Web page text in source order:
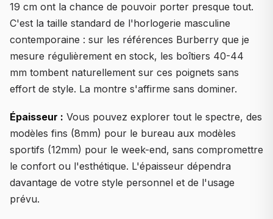
19 cm ont la chance de pouvoir porter presque tout.
C'est la taille standard de l'horlogerie masculine
contemporaine : sur les références Burberry que je
mesure régulièrement en stock, les boîtiers 40-44
mm tombent naturellement sur ces poignets sans
effort de style. La montre s'affirme sans dominer.
Épaisseur : Vous pouvez explorer tout le spectre, des
modèles fins (8mm) pour le bureau aux modèles
sportifs (12mm) pour le week-end, sans compromettre
le confort ou l'esthétique. L'épaisseur dépendra
davantage de votre style personnel et de l'usage
prévu.